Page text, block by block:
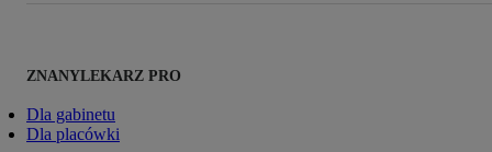
ZNANYLEKARZ PRO
Dla gabinetu
Dla placówki